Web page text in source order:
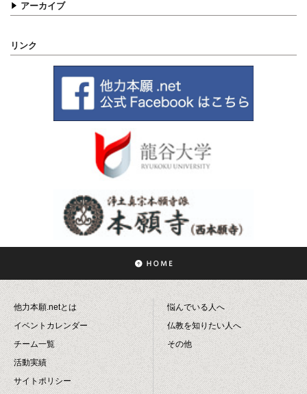
アーカイブ
リンク
他力本願.netとは
イベントカレンダー
チーム一覧
活動実績
サイトポリシー
悩んでいる人へ
仏教を知りたい人へ
その他